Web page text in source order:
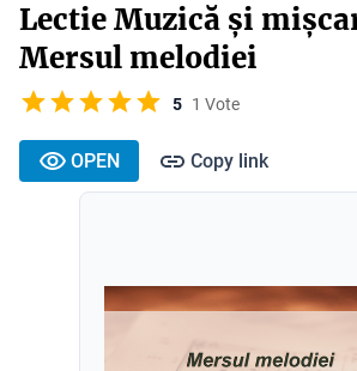
Lectie Muzică și
Mersul melodiei
5 1 Vote
OPEN Copy link